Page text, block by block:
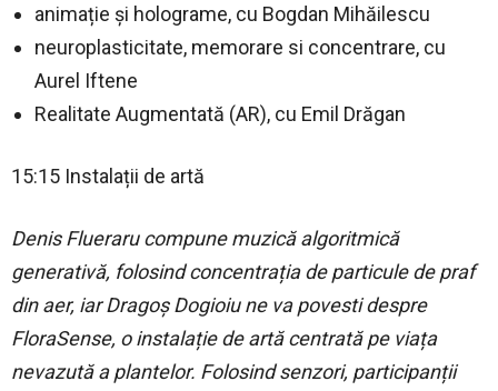
animație și holograme, cu Bogdan Mihăilescu
neuroplasticitate, memorare si concentrare, cu
Aurel Iftene
Realitate Augmentată (AR), cu Emil Drăgan
15:15 Instalații de artă
Denis Flueraru compune muzică algoritmică
generativă, folosind concentrația de particule de praf
din aer, iar Dragoș Dogioiu ne va povesti despre
FloraSense, o instalație de artă centrată pe viața
nevazută a plantelor. Folosind senzori, participanții